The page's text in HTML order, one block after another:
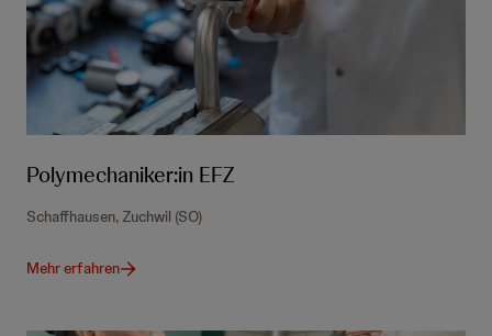
Polymechaniker:in EFZ
Schaffhausen, Zuchwil (SO)
Mehr erfahren